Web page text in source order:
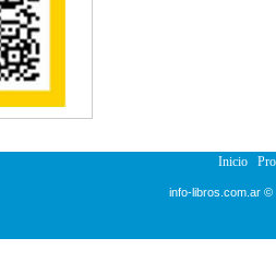
Inicio
info-libros.com.ar